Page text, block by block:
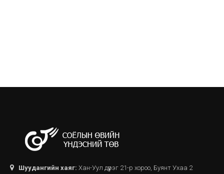
Шуудангийн хаяг: Хан-Уул дүүрэг 21-р хороо, Буянт Ухаа 2